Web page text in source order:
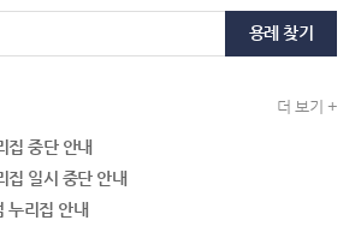
용례 찾기
더 보기 +
집 중단 안내
집 일시 중단 안내
누리집 안내